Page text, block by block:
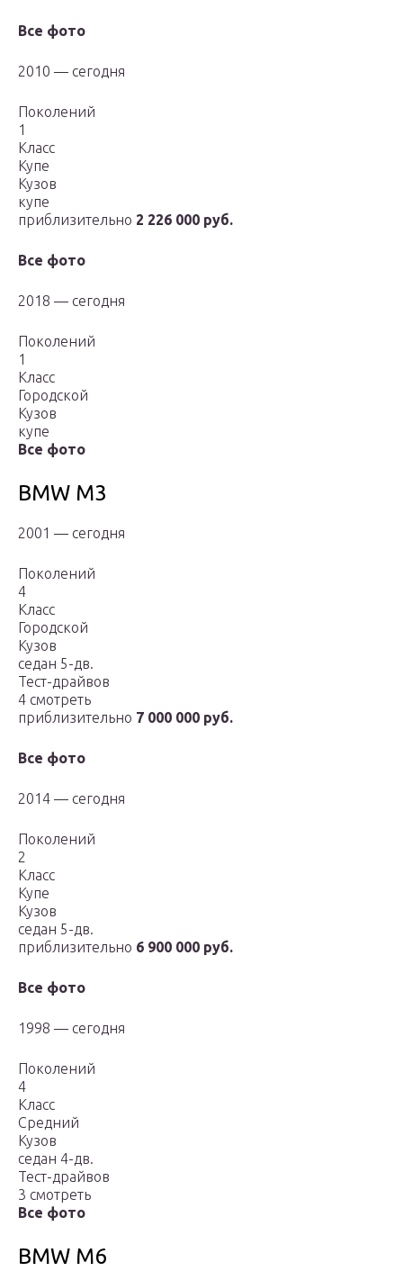
Все фото
2010 — сегодня
Поколений
1
Класс
Купе
Кузов
купе
приблизительно 2 226 000 руб.
Все фото
2018 — сегодня
Поколений
1
Класс
Городской
Кузов
купе
Все фото
BMW M3
2001 — сегодня
Поколений
4
Класс
Городской
Кузов
седан 5-дв.
Тест-драйвов
4 смотреть
приблизительно 7 000 000 руб.
Все фото
2014 — сегодня
Поколений
2
Класс
Купе
Кузов
седан 5-дв.
приблизительно 6 900 000 руб.
Все фото
1998 — сегодня
Поколений
4
Класс
Средний
Кузов
седан 4-дв.
Тест-драйвов
3 смотреть
Все фото
BMW M6